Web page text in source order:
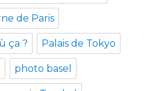
de Paris
ça ? Palais de Tokyo
photo basel